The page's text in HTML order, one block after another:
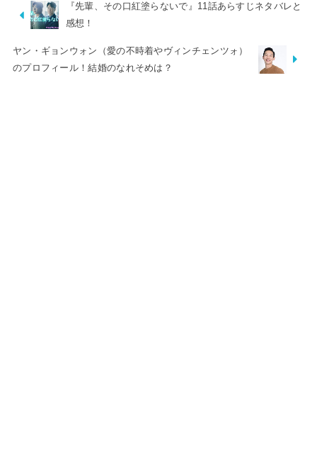
『先輩、その口紅塗らないで』11話あらすじネタバレと
感想！
ヤン・ギョンウォン（愛の不時着やヴィンチェンツォ）
のプロフィール！結婚のなれそめは？